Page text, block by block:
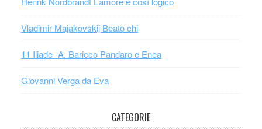
Vladimir Majakovskij Beato chi
11 Iliade -A. Baricco Pandaro e Enea
Giovanni Verga da Eva
CATEGORIE